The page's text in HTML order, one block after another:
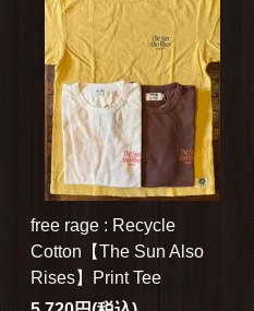
free rage : Recycle
Cotton【The Sun Also
Rises】Print Tee